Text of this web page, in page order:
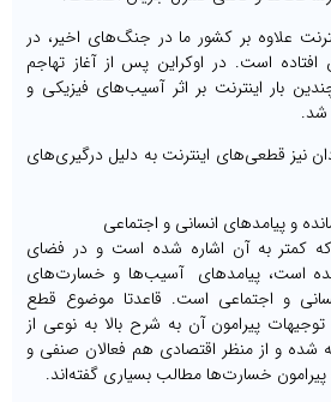
علاوه بر کشور ما در جنگ‌های اخیر، در
است. در اوکراین پس از آغاز تهاجم
سال 2023 نیز چندین بار اینترنت بر اثر آسیب‌های فیزیکی و
شد.
نیز قطعی‌های اینترنت به دلیل درگیری‌های
و پیامدهای انسانی و اجتماعی
که کمتر به آن اشاره شده است و در فضای
است، پیامدهای آسیب‌ها و خسارت‌های
و اجتماعی است. قاعدتا موضوع قطع
پیرامون آن به شرح بالا به نوعی از
شده و از منظر اقتصادی هم فعالان صنفی و
خسارت‌ها مطالب بسیاری گفته‌اند.